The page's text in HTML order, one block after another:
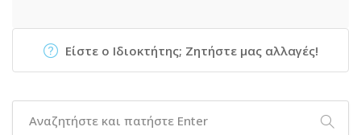
Είστε ο Ιδιοκτήτης; Ζητήστε μας αλλαγές!